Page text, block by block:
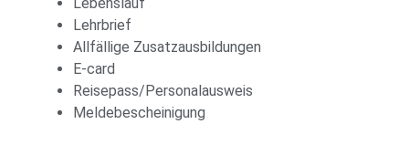
Lehrbrief
Allfällige Zusatzausbildungen
E-card
Reisepass/Personalausweis
Meldebescheinigung